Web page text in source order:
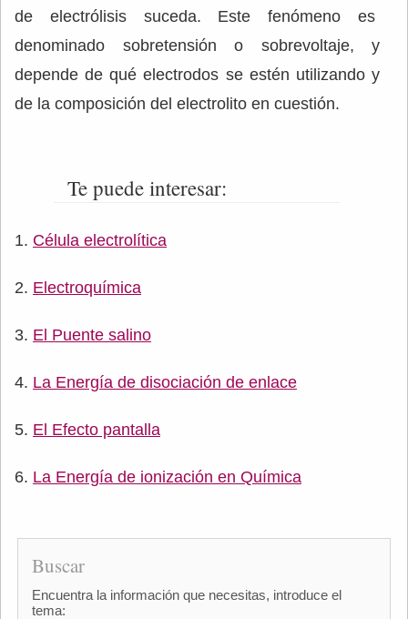
de electrólisis suceda. Este fenómeno es
denominado sobretensión o sobrevoltaje, y
depende de qué electrodos se estén utilizando y
de la composición del electrolito en cuestión.
Te puede interesar:
Célula electrolítica
Electroquímica
El Puente salino
La Energía de disociación de enlace
El Efecto pantalla
La Energía de ionización en Química
Buscar
Encuentra la información que necesitas, introduce el
tema: